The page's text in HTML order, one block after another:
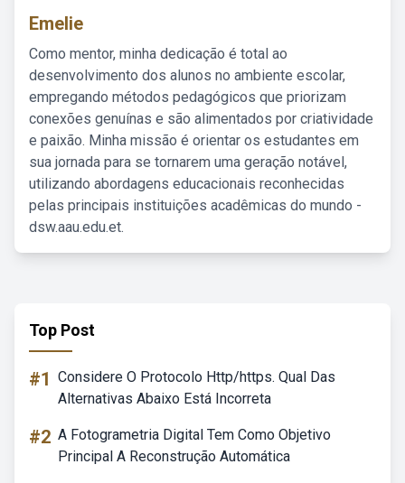
Emelie
Como mentor, minha dedicação é total ao
desenvolvimento dos alunos no ambiente escolar,
empregando métodos pedagógicos que priorizam
conexões genuínas e são alimentados por criatividade
e paixão. Minha missão é orientar os estudantes em
sua jornada para se tornarem uma geração notável,
utilizando abordagens educacionais reconhecidas
pelas principais instituições acadêmicas do mundo -
dsw.aau.edu.et.
Top Post
#1 Considere O Protocolo Http/https. Qual Das
Alternativas Abaixo Está Incorreta
#2 A Fotogrametria Digital Tem Como Objetivo
Principal A Reconstrução Automática